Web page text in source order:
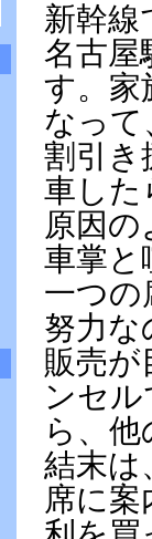
新幹
名古屋
す。家
なって
割引き
車した
原因
車掌と
一つの
努力な
販売が
ンセ
ら、
結末は
席に